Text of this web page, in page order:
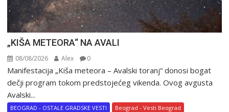
„KIŠA METEORA“ NA AVALI
08/08/2026 Alex 0
Manifestacija „Kiša meteora – Avalski toranj“ donosi bogat
dečji program tokom predstojećeg vikenda. Ovog avgusta
Avalski...
BEOGRAD - OSTALE GRADSKE VESTI
Beograd - Vesti Beograd